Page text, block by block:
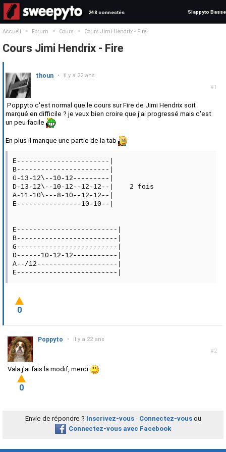
248 connectés Slappyto Basse
Accueil > Forum > Cours > Cours Jimi Hendrix - Fire
Cours Jimi Hendrix - Fire
#1
thoun • il y a 22 ans
Poppyto c'est normal que le cours sur Fire de Jimi Hendrix soit
marqué en difficile ? je veux bien croire que j'ai progressé mais c'est
un peu facile
En plus il manque une partie de la tab
E-----------------------|
B-----------------------|
G-13-12\--10-12---------|
D-13-12\--10-12--12-12--| 2 fois
A-11-10\---8-10--12-12--|
E----------------10-10--|
E-------------------------|
B-------------------------|
G-------------------------|
D------10-12-12-----------|
A--/12--------------------|
E-------------------------|
0
#2
Poppyto • il y a 22 ans
Vala j'ai fais la modif, merci
0
Envie de répondre ? Inscrivez-vous- Connectez-vousou
Connectez-vous avec Facebook